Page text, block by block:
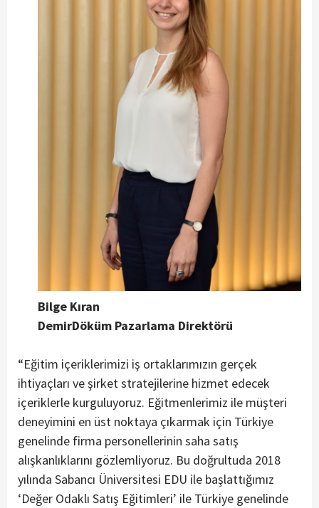
Bilge Kıran
DemirDöküm Pazarlama Direktörü
“Eğitim içeriklerimizi iş ortaklarımızın gerçek
ihtiyaçları ve şirket stratejilerine hizmet edecek
içeriklerle kurguluyoruz. Eğitmenlerimiz ile müşteri
deneyimini en üst noktaya çıkarmak için Türkiye
genelinde firma personellerinin saha satış
alışkanlıklarını gözlemliyoruz. Bu doğrultuda 2018
yılında Sabancı Üniversitesi EDU ile başlattığımız
‘Değer Odaklı Satış Eğitimleri’ ile Türkiye genelinde